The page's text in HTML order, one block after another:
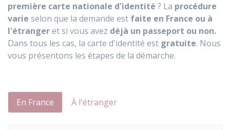
première carte nationale d'identité ? La procédure
varie selon que la demande est faite en France ou à
l'étrangeret si vous avez déjà un passeport ou non.
Dans tous les cas, la carte d'identité est gratuite. Nous
vous présentons les étapes de la démarche.
En France À l'étranger